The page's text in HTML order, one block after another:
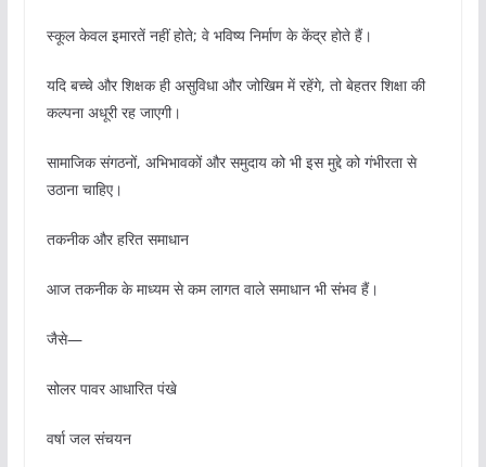
स्कूल केवल इमारतें नहीं होते; वे भविष्य निर्माण के केंद्र होते हैं।
यदि बच्चे और शिक्षक ही असुविधा और जोखिम में रहेंगे, तो बेहतर शिक्षा की
कल्पना अधूरी रह जाएगी।
सामाजिक संगठनों, अभिभावकों और समुदाय को भी इस मुद्दे को गंभीरता से
उठाना चाहिए।
तकनीक और हरित समाधान
आज तकनीक के माध्यम से कम लागत वाले समाधान भी संभव हैं।
जैसे—
सोलर पावर आधारित पंखे
वर्षा जल संचयन